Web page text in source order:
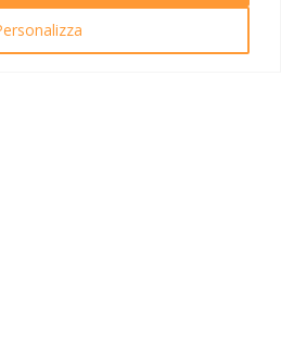
economico, fresco e caratteristico